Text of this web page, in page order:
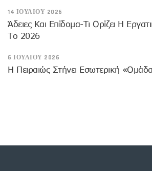
14 ΙΟΥΛΊΟΥ 2026
Άδειες Και Επίδομα-Τι Ορίζει Η
Το 2026
6 ΙΟΥΛΊΟΥ 2026
Η Πειραιώς Στήνει Εσωτερική